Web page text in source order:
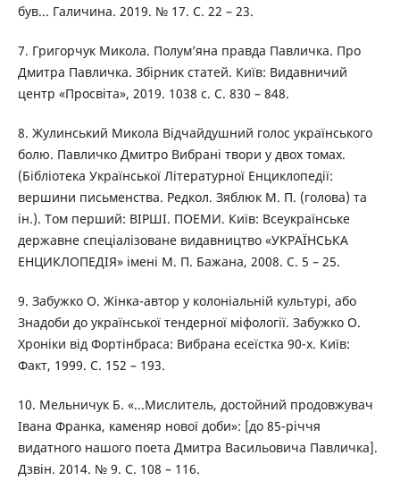
був... Галичина. 2019. № 17. С. 22 – 23.
7. Григорчук Микола. Полум’яна правда Павличка. Про
Дмитра Павличка. Збірник статей. Київ: Видавничий
центр «Просвіта», 2019. 1038 с. С. 830 – 848.
8. Жулинський Микола Відчайдушний голос українського
болю. Павличко Дмитро Вибрані твори у двох томах.
(Бібліотека Української Літературної Енциклопедії:
вершини письменства. Редкол. Зяблюк М. П. (голова) та
ін.). Том перший: ВІРШІ. ПОЕМИ. Київ: Всеукраїнське
державне спеціалізоване видавництво «УКРАЇНСЬКА
ЕНЦИКЛОПЕДІЯ» імені М. П. Бажана, 2008. С. 5 – 25.
9. Забужко О. Жінка-автор у колоніальній культурі, або
Знадоби до української тендерної міфології. Забужко О.
Хроніки від Фортінбраса: Вибрана есеїстка 90-х. Київ:
Факт, 1999. С. 152 – 193.
10. Мельничук Б. «...Мислитель, достойний продовжувач
Івана Франка, каменяр нової доби»: [до 85-річчя
видатного нашого поета Дмитра Васильовича Павличка].
Дзвін. 2014. № 9. С. 108 – 116.